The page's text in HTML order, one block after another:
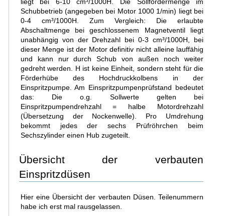
Schubbetrieb (angegeben bei Motor 1000 1/min) liegt bei
0-4 cm³/1000H. Zum Vergleich: Die erlaubte
Abschaltmenge bei geschlossenem Magnetventil liegt
unabhängig von der Drehzahl bei 0-3 cm³/1000H, bei
dieser Menge ist der Motor definitiv nicht alleine lauffähig
und kann nur durch Schub von außen noch weiter
gedreht werden. H ist keine Einheit, sondern steht für die
Förderhübe des Hochdruckkolbens in der
Einspritzpumpe. Am Einspritzpumpenprüfstand bedeutet
das: Die o.g. Sollwerte gelten bei
Einspritzpumpendrehzahl = halbe Motordrehzahl
(Übersetzung der Nockenwelle). Pro Umdrehung
bekommt jedes der sechs Prüfröhrchen beim
Sechszylinder einen Hub zugeteilt.
Übersicht der verbauten
Einspritzdüsen
Hier eine Übersicht der verbauten Düsen. Teilenummern
habe ich erst mal rausgelassen.